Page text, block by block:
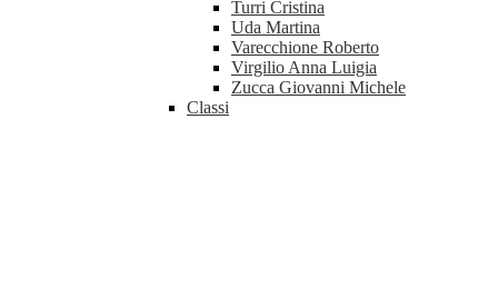
Turri Cristina
Uda Martina
Varecchione Roberto
Virgilio Anna Luigia
Zucca Giovanni Michele
Classi